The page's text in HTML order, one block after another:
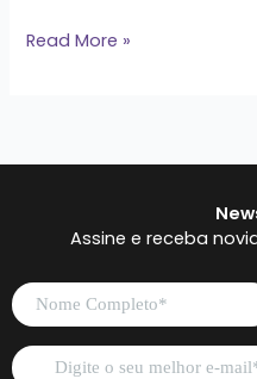
Read More »
Assine e receba